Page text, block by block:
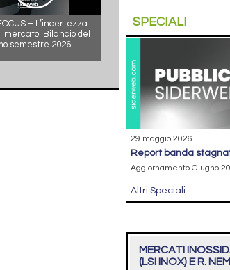
– L’incertezza
mercato. Bilancio del
semestre 2026
SPECIALI
29 maggio 2026
report banda
Aggiornamento Giugno
Altri Speciali
MERCATI
(LSI INOX) E R.